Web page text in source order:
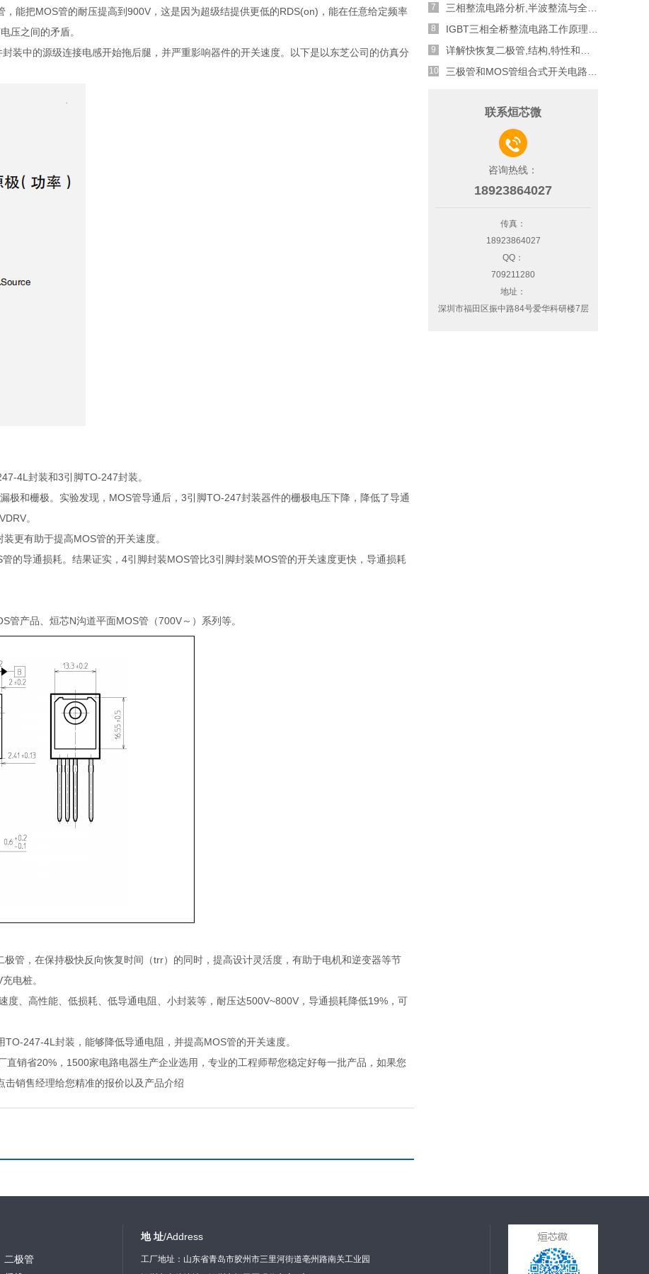
能把MOS管的耐压提高到900V，这是因为超级结提供更低的RDS(on)，能在任意给定频率
压之间的矛盾。
装中的源级连接电感开始拖后腿，并严重影响器件的开关速度。以下是以东芝公司的仿真分
4L封装和3引脚TO-247封装。
极和栅极。实验发现，MOS管导通后，3引脚TO-247封装器件的栅极电压下降，降低了导通
。
更有助于提高MOS管的开关速度。
的导通损耗。结果证实，4引脚封装MOS管比3引脚封装MOS管的开关速度更快，导通损耗
产品、烜芯N沟道平面MOS管（700V～）系列等。
管，在保持极快反向恢复时间（trr）的同时，提高设计灵活度，有助于电机和逆变器等节
电桩。
、高性能、低损耗、低导通电阻、小封装等，耐压达500V~800V，导通损耗降低19%，可
247-4L封装，能够降低导通电阻，并提高MOS管的开关速度。
销省20%，1500家电路电器生产企业选用，专业的工程师帮您稳定好每一批产品，如果您
销售经理给您精准的报价以及产品介绍
三相整流电路分析,半波整流与全波整流的工作原理
IGBT三相全桥整流电路工作原理介绍
详解快恢复二极管,结构,特性和应用介绍
三极管和MOS管组合式开关电路分析
联系烜芯微

咨询热线：
18923864027
传真：
18923864027
QQ：
709211280
地址：
深圳市福田区振中路84号爱华科研楼7层
二极管
地 址/Address
工厂地址：山东省青岛市胶州市三里河街道亳州路南关工业园